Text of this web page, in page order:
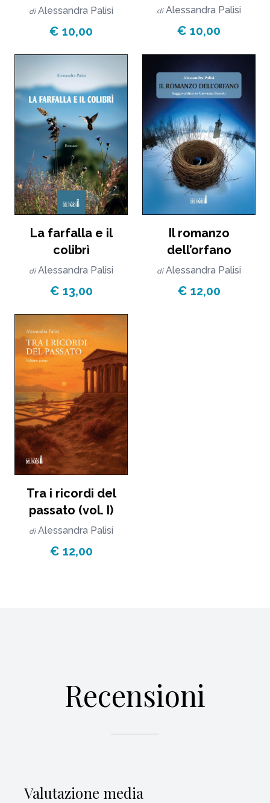
di Alessandra Palisi
€ 10,00
di Alessandra Palisi
€ 10,00
La farfalla e il
colibrì
di Alessandra Palisi
€ 13,00
Il romanzo
dell’orfano
di Alessandra Palisi
€ 12,00
Tra i ricordi del
passato (vol. I)
di Alessandra Palisi
€ 12,00
Recensioni
Valutazione media